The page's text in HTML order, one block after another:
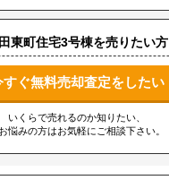
田東町住宅3号棟を売りたい方
すぐ無料売却査定をしたい
いくらで売れるのか知りたい、
悩みの方はお気軽にご相談下さい。